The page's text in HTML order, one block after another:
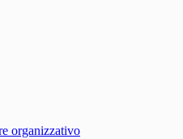
organizzativo